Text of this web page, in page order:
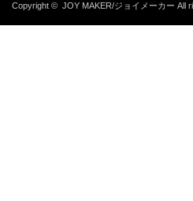
Copyright © JOY MAKER/ジョイメーカー All